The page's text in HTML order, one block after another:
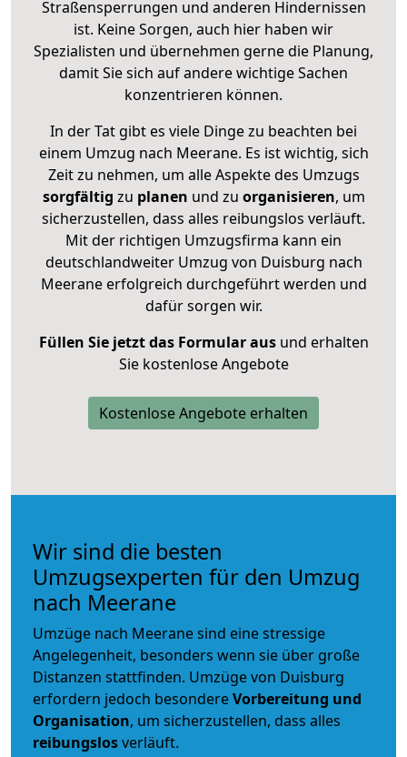
Straßensperrungen und anderen Hindernissen
ist. Keine Sorgen, auch hier haben wir
Spezialisten und übernehmen gerne die Planung,
damit Sie sich auf andere wichtige Sachen
konzentrieren können.
In der Tat gibt es viele Dinge zu beachten bei
einem Umzug nach Meerane. Es ist wichtig, sich
Zeit zu nehmen, um alle Aspekte des Umzugs
sorgfältig zu planen und zu organisieren, um
sicherzustellen, dass alles reibungslos verläuft.
Mit der richtigen Umzugsfirma kann ein
deutschlandweiter Umzug von Duisburg nach
Meerane erfolgreich durchgeführt werden und
dafür sorgen wir.
Füllen Sie jetzt das Formular ausund erhalten
Sie kostenlose Angebote
Kostenlose Angebote erhalten
Wir sind die besten
Umzugsexperten für den Umzug
nach Meerane
Umzüge nach Meerane sind eine stressige
Angelegenheit, besonders wenn sie über große
Distanzen stattfinden. Umzüge von Duisburg
erfordern jedoch besondereVorbereitung und
Organisation, um sicherzustellen, dass alles
reibungslosverläuft.